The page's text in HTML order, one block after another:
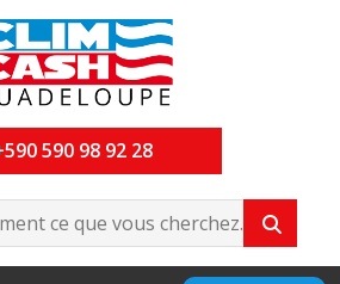
590 98 92 28